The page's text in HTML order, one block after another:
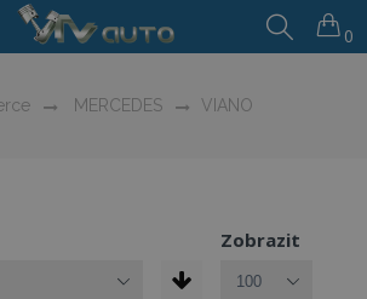
0
MERCEDES VIANO
Zobrazit